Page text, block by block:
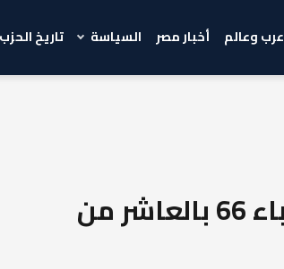
عرب وعالم أخبار مصر السياسة تاريخ الحزب
حريق هائل يضرب محطة محولات كهرباء 66 بالعاشر من